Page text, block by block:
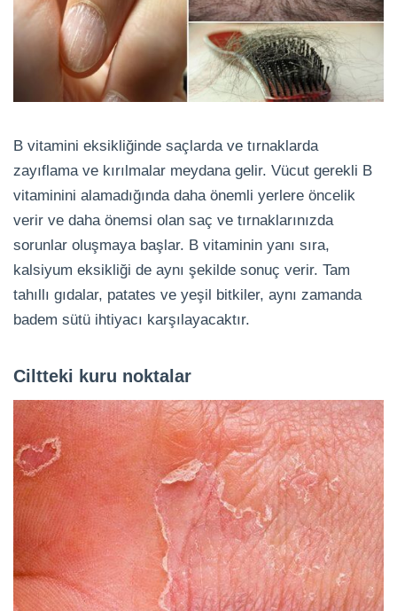
B vitamini eksikliğinde saçlarda ve tırnaklarda
zayıflama ve kırılmalar meydana gelir. Vücut gerekli B
vitaminini alamadığında daha önemli yerlere öncelik
verir ve daha önemsi olan saç ve tırnaklarınızda
sorunlar oluşmaya başlar. B vitaminin yanı sıra,
kalsiyum eksikliği de aynı şekilde sonuç verir. Tam
tahıllı gıdalar, patates ve yeşil bitkiler, aynı zamanda
badem sütü ihtiyacı karşılayacaktır.
Ciltteki kuru noktalar